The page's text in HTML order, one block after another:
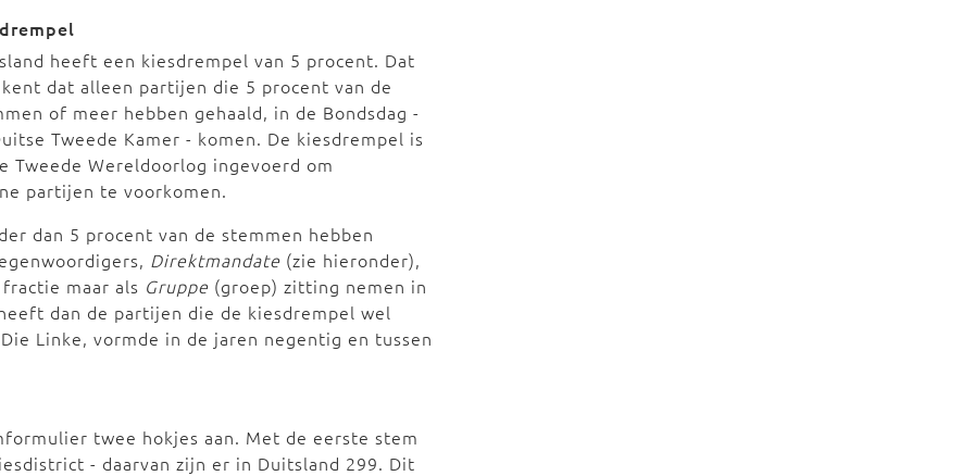
heeft een kiesdrempel van 5 procent. Dat
dat alleen partijen die 5 procent van de
of meer hebben gehaald, in de Bondsdag -
Tweede Kamer - komen. De kiesdrempel is
Tweede Wereldoorlog ingevoerd om
partijen te voorkomen.
dan 5 procent van de stemmen hebben
Direktmandate (zie hieronder),
maar als Gruppe (groep) zitting nemen in
dan de partijen die de kiesdrempel wel
Linke, vormde in de jaren negentig en tussen
twee hokjes aan. Met de eerste stem
- daarvan zijn er in Duitsland 299. Dit